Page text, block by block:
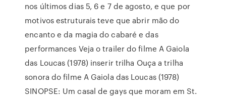
nos últimos dias 5, 6 e 7 de agosto, e que por
motivos estruturais teve que abrir mão do
encanto e da magia do cabaré e das
performances Veja o trailer do filme A Gaiola
das Loucas (1978) inserir trilha Ouça a trilha
sonora do filme A Gaiola das Loucas (1978)
SINOPSE: Um casal de gays que moram em St.